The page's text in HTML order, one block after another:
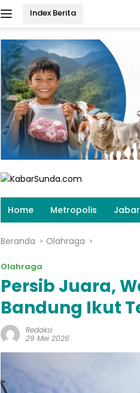
Index Berita
Home Metropolis
Beranda Olahraga
Olahraga
Persib Juara,
Bandung Ikut
Redaksi
29 Mei 2026